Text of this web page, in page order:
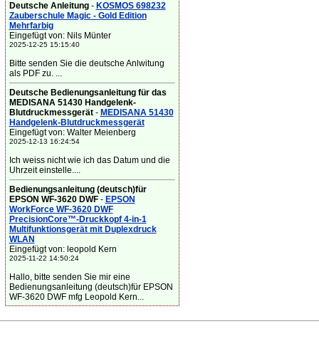
Deutsche Anleitung- KOSMOS 698232
Zauberschule Magic - Gold Edition
Mehrfarbig
Eingefügt von: Nils Münter
2025-12-25 15:15:40
Bitte senden Sie die deutsche Anlwitung
als PDF zu. ...
Deutsche Bedienungsanleitung für das
MEDISANA 51430 Handgelenk-
Blutdruckmessgerät- MEDISANA 51430
Handgelenk-Blutdruckmessgerät
Eingefügt von: Walter Meienberg
2025-12-13 16:24:54
Ich weiss nicht wie ich das Datum und die
Uhrzeit einstelle....
Bedienungsanleitung (deutsch)für
EPSON WF-3620 DWF- EPSON
WorkForce WF-3620 DWF
PrecisionCore™-Druckkopf 4-in-1
Multifunktionsgerät mit Duplexdruck
WLAN
Eingefügt von: leopold Kern
2025-11-22 14:50:24
Hallo, bitte senden Sie mir eine
Bedienungsanleitung (deutsch)für EPSON
WF-3620 DWF mfg Leopold Kern...